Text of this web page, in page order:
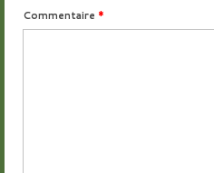
Commentaire *